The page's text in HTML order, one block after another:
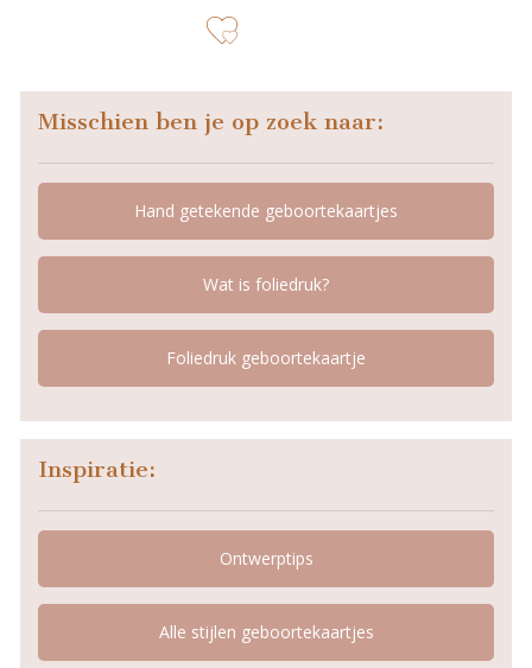
Misschien ben je op zoek naar:
Hand getekende geboortekaartjes
Wat is foliedruk?
Foliedruk geboortekaartje
Inspiratie:
Ontwerptips
Alle stijlen geboortekaartjes